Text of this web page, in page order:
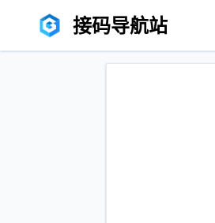
接码导航站